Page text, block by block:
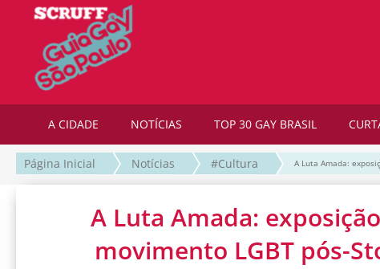
A CIDADE NOTÍCIAS TOP 30 GAY BRASIL
Página Inicial Notícias #Cultura A Luta Amada:
A Luta Amada:
movimento LGBT pós-